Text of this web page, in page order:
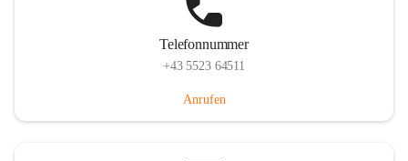
Telefonnummer
+43 5523 64511
Anrufen